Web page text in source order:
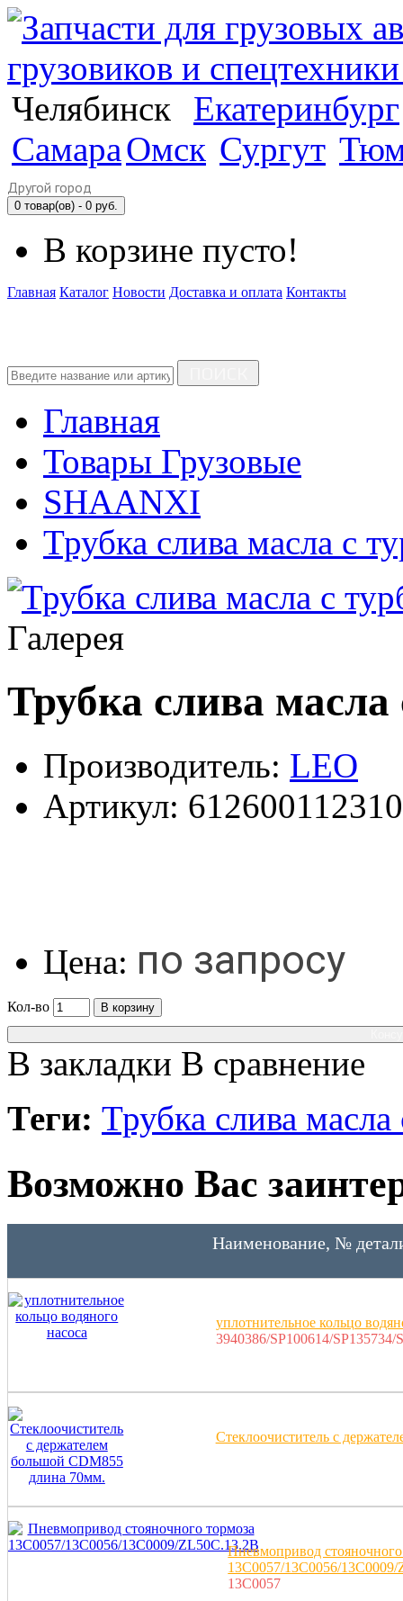
Челябинск
Екатеринбург
СамараОмск Сургут
Другой город
0 товар(ов) - 0 руб.
В корзине пусто!
Главная Каталог Новости Доставка и оплата Контакты
Главная
Товары Грузовые
SHAANXI
Трубка слива масла с
Галерея
Трубка слива
Производитель: LEO
Артикул:
Цена: по запросу
Кол-во
В корзину
В закладки В сравнение
Теги: Трубка слива
Возможно Вас
Наименование, №
уплотнительное кольцо
3940386/SP100614/SP135734/
Стеклоочиститель с
Пневмопривод
13C0057/13C0056/
13C0057